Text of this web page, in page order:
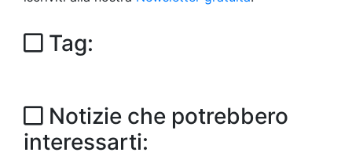
Tag:
Notizie che potrebbero
interessarti: